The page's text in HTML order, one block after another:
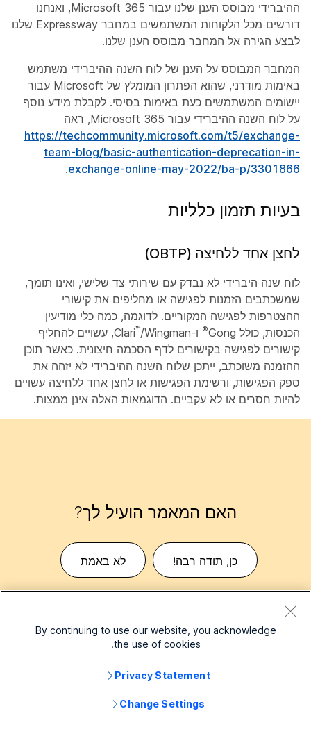
ההיברידי מבוסס הענן שלנו עבור Microsoft 365, ואנחנו
דורשים מכל הלקוחות המשתמשים במחבר Expressway שלנו
לבצע הגירה אל המחבר מבוסס הענן שלנו.
המחבר המבוסס על הענן של לוח השנה ההיברידי משתמש
באימות מודרני, שהוא הפתרון המומלץ של Microsoft עבור
יישומים המשתמשים כעת באימות בסיסי. לקבלת מידע נוסף
על לוח השנה ההיברידי עבור Microsoft 365, ראה
https://techcommunity.microsoft.com/t5/exchange-
team-blog/basic-authentication-deprecation-in-
exchange-online-may-2022/ba-p/3301866
.
בעיות תזמון כלליות
לחצן אחד ללחיצה (OBTP)
לוח שנה היברידי לא נבדק עם שירותי צד שלישי, ואינו תומך,
שמשכתבים הזמנות לפגישה או מחליפים את קישורי
ההצטרפות לפגישה המקוריים. לדוגמה, כמה כלי מודיעין
הכנסות, כולל Gong
® ו-Clari ™
/Wingman, עשויים להחליף
קישורים לפגישה בקישורים לדף הסכמה חיצונית. כאשר תוכן
ההזמנה משוכתב, ייתכן שלוח השנה ההיברידי לא יזהה את
ספק הפגישות, ורשימת הפגישות או לחצן אחד ללחיצה עשויים
להיות חסרים או לא עקביים. הדוגמאות האלה אינן ממצות.
האם המאמר הועיל לך?
כן, תודה רבה! לא באמת
By continuing to use our website, you acknowledge
the use of cookies.
Privacy Statement
Change Settings